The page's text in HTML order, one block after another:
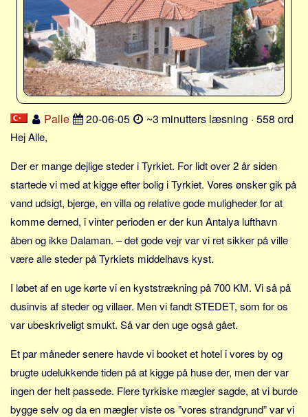
Norge
Thailand
Italien
Grækenland
USA
Alle
Bolig
Job
Virksomhed
Investering
Pension og opsparing
Forbrug
Social sikring og sundhed
Transport
Alle
Aspekter
Køb og salg
Palle 20-06-05 ~3 minutters læsning · 558 ord
Hej Alle,
Der er mange dejlige steder i Tyrkiet. For lidt over 2 år siden
startede vi med at kigge efter bolig i Tyrkiet. Vores ønsker gik på
vand udsigt, bjerge, en villa og relative gode muligheder for at
komme derned, i vinter perioden er der kun Antalya lufthavn
åben og ikke Dalaman. – det gode vejr var vi ret sikker på ville
være alle steder på Tyrkiets middelhavs kyst.
I løbet af en uge kørte vi en kyststrækning på 700 KM. Vi så på
dusinvis af steder og villaer. Men vi fandt STEDET, som for os
var ubeskriveligt smukt. Så var den uge også gået.
Et par måneder senere havde vi booket et hotel i vores by og
brugte udelukkende tiden på at kigge på huse der, men der var
ingen der helt passede. Flere tyrkiske mægler sagde, at vi burde
bygge selv og da en mægler viste os ”vores strandgrund” var vi